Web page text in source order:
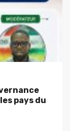
pays du